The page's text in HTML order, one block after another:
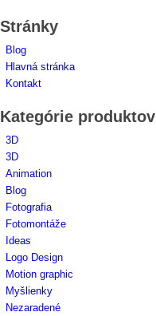
Stránky
Blog
Hlavná stránka
Kontakt
Kategórie produktov
3D
3D
Animation
Blog
Fotografia
Fotomontáže
Ideas
Logo Design
Motion graphic
Myšlienky
Nezaradené